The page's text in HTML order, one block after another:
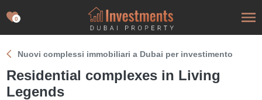
0
Nuovi complessi immobiliari a Dubai per investimento
Residential complexes in Living
Legends